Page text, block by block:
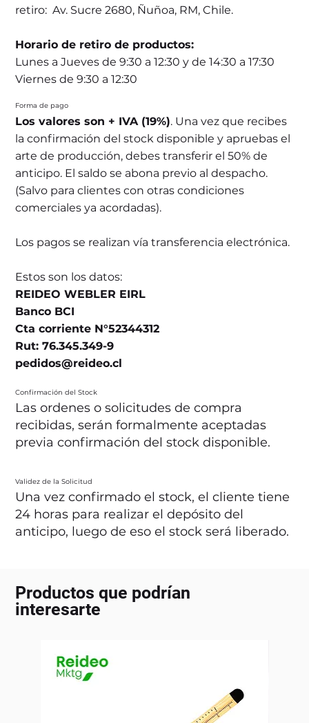
retiro: Av. Sucre 2680, Ñuñoa, RM, Chile.
Horario de retiro de productos:
Lunes a Jueves de 9:30 a 12:30 y de 14:30 a 17:30
Viernes de 9:30 a 12:30
Forma de pago
Los valores son + IVA (19%). Una vez que recibes
la confirmación del stock disponible y apruebas el
arte de producción, debes transferir el 50% de
anticipo. El saldo se abona previo al despacho.
(Salvo para clientes con otras condiciones
comerciales ya acordadas).
Los pagos se realizan vía transferencia electrónica.
Estos son los datos:
REIDEO WEBLER EIRL
Banco BCI
Cta corriente N°52344312
Rut: 76.345.349-9
pedidos@reideo.cl
Confirmación del Stock
Las ordenes o solicitudes de compra
recibidas, serán formalmente aceptadas
previa confirmación del stock disponible.
Validez de la Solicitud
Una vez confirmado el stock, el cliente tiene
24 horas para realizar el depósito del
anticipo, luego de eso el stock será liberado.
Productos que podrían
interesarte